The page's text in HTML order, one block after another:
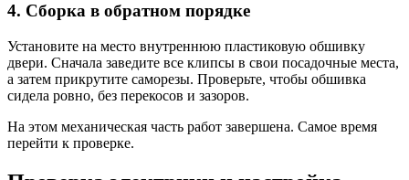
4. Сборка в обратном порядке
Установите на место внутреннюю пластиковую обшивку
двери. Сначала заведите все клипсы в свои посадочные места,
а затем прикрутите саморезы. Проверьте, чтобы обшивка
сидела ровно, без перекосов и зазоров.
На этом механическая часть работ завершена. Самое время
перейти к проверке.